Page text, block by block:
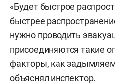
«Будет быстрое
быстрее
нужно проводить
присоединяются такие
факторы, как
объяснял инспектор.